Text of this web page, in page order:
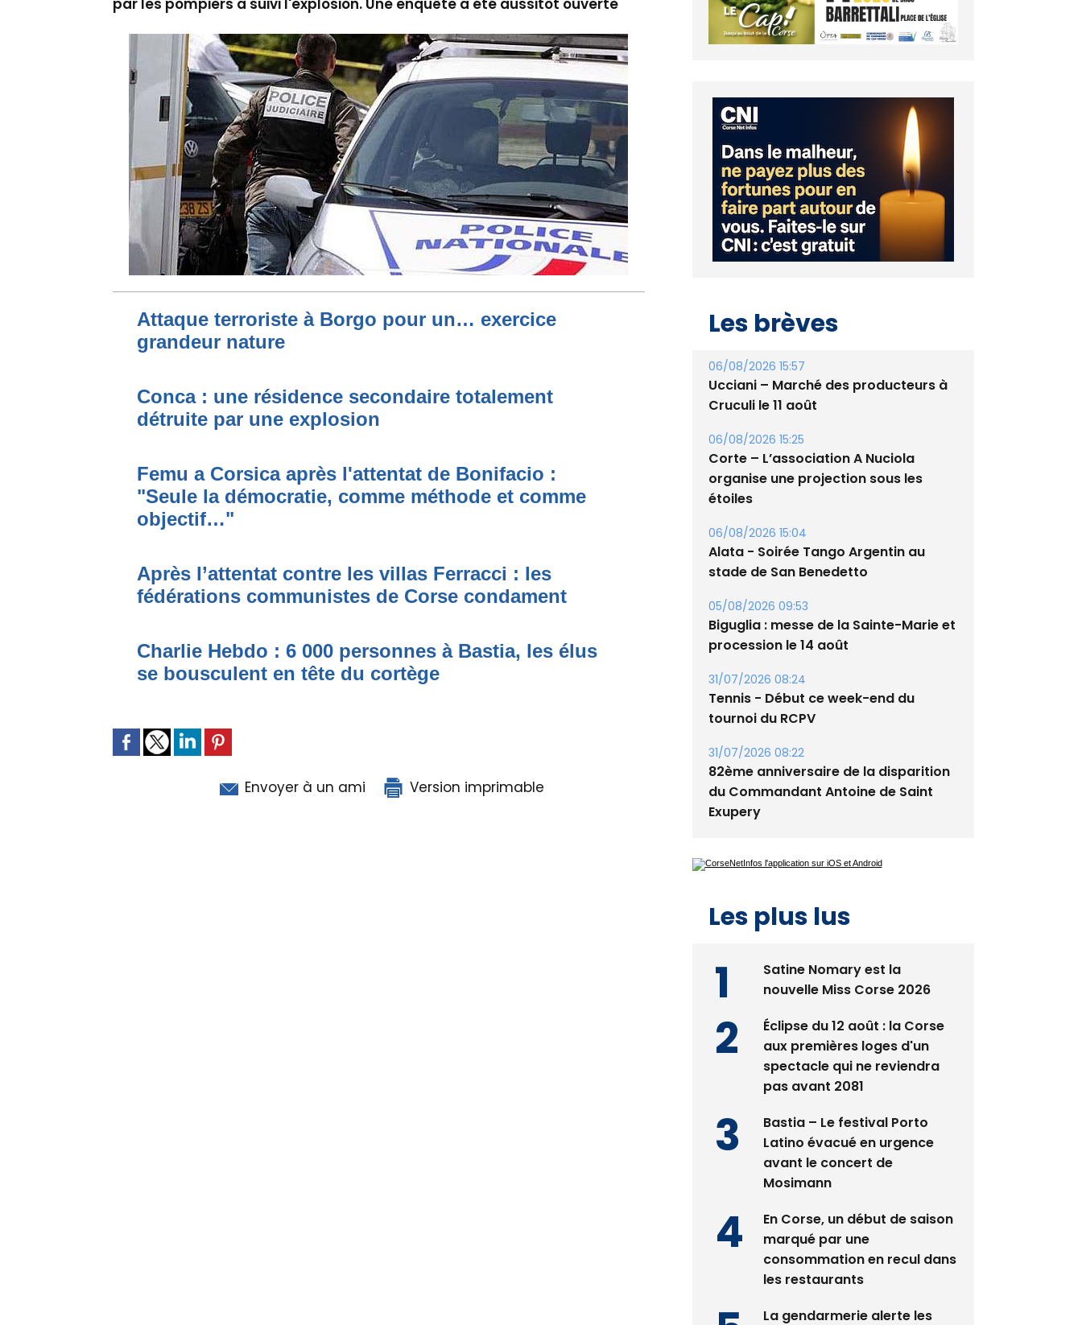
par les pompiers a suivi l'explosion. Une enquête a été aussitôt ouverte
Attaque terroriste à Borgo pour un… exercice
grandeur nature
Conca : une résidence secondaire totalement
détruite par une explosion
Femu a Corsica après l'attentat de Bonifacio :
"Seule la démocratie, comme méthode et comme
objectif…"
Après l’attentat contre les villas Ferracci : les
fédérations communistes de Corse condament
Charlie Hebdo : 6 000 personnes à Bastia, les élus
se bousculent en tête du cortège
Envoyer à un ami Version imprimable
Les brèves
06/08/2026 15:57
Ucciani – Marché des producteurs à
Cruculi le 11 août
06/08/2026 15:25
Corte – L’association A Nuciola
organise une projection sous les
étoiles
06/08/2026 15:04
Alata - Soirée Tango Argentin au
stade de San Benedetto
05/08/2026 09:53
Biguglia : messe de la Sainte-Marie et
procession le 14 août
31/07/2026 08:24
Tennis - Début ce week-end du
tournoi du RCPV
31/07/2026 08:22
82ème anniversaire de la disparition
du Commandant Antoine de Saint
Exupery
Les plus lus
Satine Nomary est la
nouvelle Miss Corse 2026
Éclipse du 12 août : la Corse
aux premières loges d'un
spectacle qui ne reviendra
pas avant 2081
Bastia – Le festival Porto
Latino évacué en urgence
avant le concert de
Mosimann
En Corse, un début de saison
marqué par une
consommation en recul dans
les restaurants
La gendarmerie alerte les